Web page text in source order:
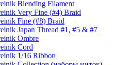
Blending Filament
Very Fine (#4) Braid
Fine (#8) Braid
Japan Thread #1, #5 & #7
Ombre
Cord
1/16 Ribbon